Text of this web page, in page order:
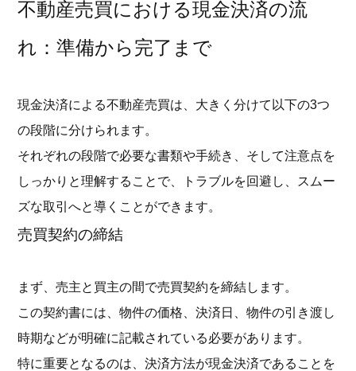
不動産売買における現金決済の流
れ：準備から完了まで
現金決済による不動産売買は、大きく分けて以下の3つ
の段階に分けられます。
それぞれの段階で必要な書類や手続き、そして注意点を
しっかりと理解することで、トラブルを回避し、スムー
ズな取引へと導くことができます。
売買契約の締結
まず、売主と買主の間で売買契約を締結します。
この契約書には、物件の価格、決済日、物件の引き渡し
時期などが明確に記載されている必要があります。
特に重要となるのは、決済方法が現金決済であることを